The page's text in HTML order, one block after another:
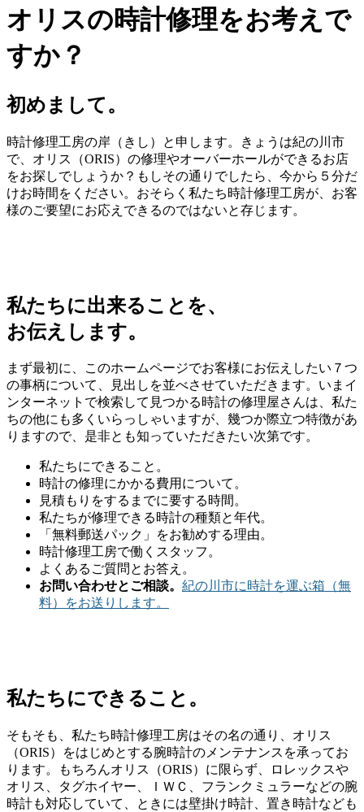
オリスの時計修理をお考えで
すか？
初めまして。
時計修理工房の岸（きし）と申します。きょうは紀の川市
で、オリス（ORIS）の修理やオーバーホールができるお店
をお探しでしょうか？もしその通りでしたら、今から５分だ
けお時間をください。おそらく私たち時計修理工房が、お客
様のご要望にお応えできるのではないと存じます。
私たちに出来ることを、
お伝えします。
まず最初に、このホームページでお客様にお伝えしたい７つ
の事柄について、見出しを並べさせていただきます。いまイ
ンターネットで検索して見つかる時計の修理屋さんは、私た
ちの他にも多くいらっしゃいますが、幾つか際立つ特徴があ
りますので、是非とも知っていただきたい次第です。
私たちにできること。
時計の修理にかかる費用について。
見積もりをするまでに要する時間。
私たちが修理できる時計の種類と年代。
「無料郵送パック」をお勧めする理由。
時計修理工房で働くスタッフ。
よくあるご質問とお答え。
お問い合わせとご相談。 紀の川市に時計を運ぶ箱（無
料）をお送りします。
私たちにできること。
そもそも、私たち時計修理工房はその名の通り、オリス
（ORIS）をはじめとする腕時計のメンテナンスを承ってお
ります。もちろんオリス（ORIS）に限らず、ロレックスや
オリス、タグホイヤー、ＩＷＣ、フランクミュラーなどの腕
時計も対応していて、ときには壁掛け時計、置き時計なども